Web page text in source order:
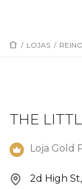
/ LOJAS /
THE
Loja Gold
2d High